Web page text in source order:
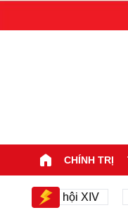
CHÍNH TRỊ
Đại hội XIV Đại